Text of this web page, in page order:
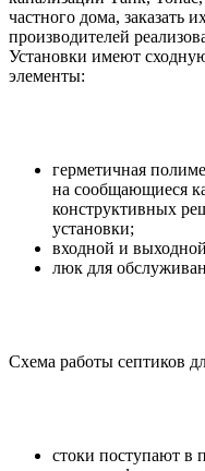
частного дома, заказать
производителей
Установки имеют
элементы:
герметичная
на сообщающиеся
конструктивных
установки;
входной и
люк для
Схема работы септиков
стоки поступают в